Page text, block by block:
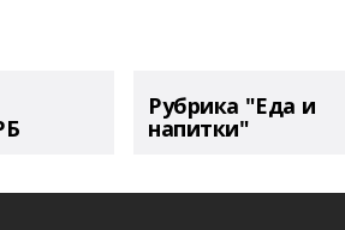
Рубрика "Еда и
напитки"